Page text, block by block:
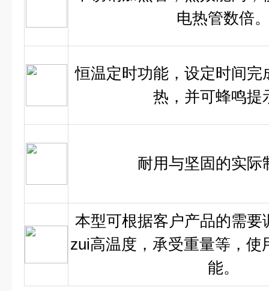
电热管数倍
恒温定时功能，设定时间完
热，并可蜂鸣提
耐用与坚固的实际
本型可根据客户产品的需要
zui高温度，承受重量等，使
能。